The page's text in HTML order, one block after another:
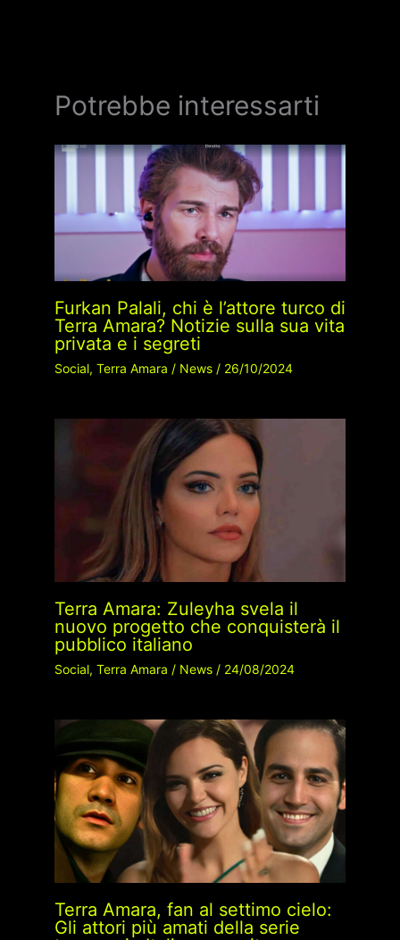
Potrebbe interessarti
Furkan Palali, chi è l’attore turco di
Terra Amara? Notizie sulla sua vita
privata e i segreti
Social, Terra Amara / News/ 26/10/2024
Terra Amara: Zuleyha svela il
nuovo progetto che conquisterà il
pubblico italiano
Social, Terra Amara / News/ 24/08/2024
Terra Amara, fan al settimo cielo:
Gli attori più amati della serie